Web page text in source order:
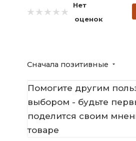
Нет
оценок
Сначала позитивные
Помогите другим
выбором - будьте
поделится своим
товаре